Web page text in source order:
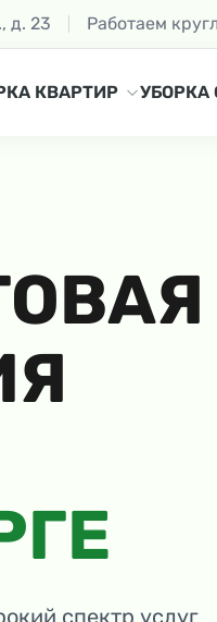
д. 23 Работаем
КВАРТИР
спектр услуг